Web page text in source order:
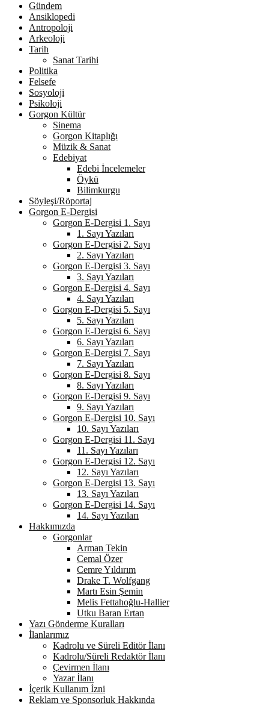
Gündem
Ansiklopedi
Antropoloji
Arkeoloji
Tarih
Sanat Tarihi
Politika
Felsefe
Sosyoloji
Psikoloji
Gorgon Kültür
Sinema
Gorgon Kitaplığı
Müzik & Sanat
Edebiyat
Edebi İncelemeler
Öykü
Bilimkurgu
Söyleşi/Röportaj
Gorgon E-Dergisi
Gorgon E-Dergisi 1. Sayı
1. Sayı Yazıları
Gorgon E-Dergisi 2. Sayı
2. Sayı Yazıları
Gorgon E-Dergisi 3. Sayı
3. Sayı Yazıları
Gorgon E-Dergisi 4. Sayı
4. Sayı Yazıları
Gorgon E-Dergisi 5. Sayı
5. Sayı Yazıları
Gorgon E-Dergisi 6. Sayı
6. Sayı Yazıları
Gorgon E-Dergisi 7. Sayı
7. Sayı Yazıları
Gorgon E-Dergisi 8. Sayı
8. Sayı Yazıları
Gorgon E-Dergisi 9. Sayı
9. Sayı Yazıları
Gorgon E-Dergisi 10. Sayı
10. Sayı Yazıları
Gorgon E-Dergisi 11. Sayı
11. Sayı Yazıları
Gorgon E-Dergisi 12. Sayı
12. Sayı Yazıları
Gorgon E-Dergisi 13. Sayı
13. Sayı Yazıları
Gorgon E-Dergisi 14. Sayı
14. Sayı Yazıları
Hakkımızda
Gorgonlar
Arman Tekin
Cemal Özer
Cemre Yıldırım
Drake T. Wolfgang
Martı Esin Şemin
Melis Fettahoğlu-Hallier
Utku Baran Ertan
Yazı Gönderme Kuralları
İlanlarımız
Kadrolu ve Süreli Editör İlanı
Kadrolu/Süreli Redaktör İlanı
Çevirmen İlanı
Yazar İlanı
İçerik Kullanım İzni
Reklam ve Sponsorluk Hakkında